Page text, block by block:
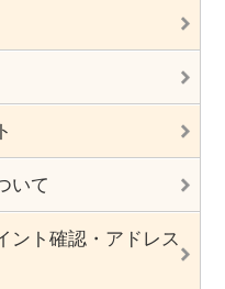
いて
ント確認・アドレス